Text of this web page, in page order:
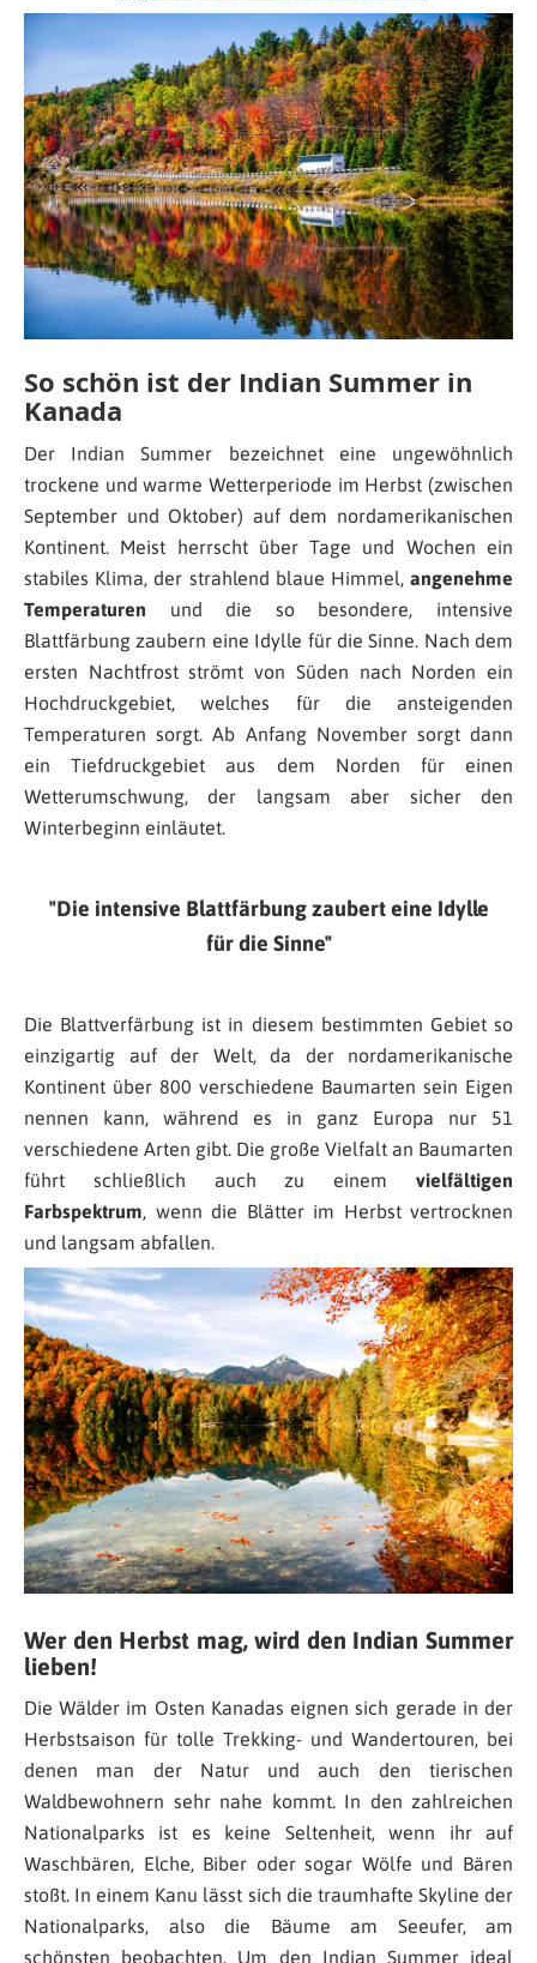
So schön ist der Indian Summer in
Kanada
Der Indian Summer bezeichnet eine ungewöhnlich
trockene und warme Wetterperiode im Herbst (zwischen
September und Oktober) auf dem nordamerikanischen
Kontinent. Meist herrscht über Tage und Wochen ein
stabiles Klima, der strahlend blaue Himmel,angenehme
Temperaturen und die so besondere, intensive
Blattfärbung zaubern eine Idylle für die Sinne. Nach dem
ersten Nachtfrost strömt von Süden nach Norden ein
Hochdruckgebiet, welches für die ansteigenden
Temperaturen sorgt. Ab Anfang November sorgt dann
ein Tiefdruckgebiet aus dem Norden für einen
Wetterumschwung, der langsam aber sicher den
Winterbeginn einläutet.
Die intensive Blattfärbung zaubert eine Idylle
für die Sinne
Die Blattverfärbung ist in diesem bestimmten Gebiet so
einzigartig auf der Welt, da der nordamerikanische
Kontinent über 800 verschiedene Baumarten sein Eigen
nennen kann, während es in ganz Europa nur 51
verschiedene Arten gibt. Die große Vielfalt an Baumarten
führt schließlich auch zu einem vielfältigen
Farbspektrum, wenn die Blätter im Herbst vertrocknen
und langsam abfallen.
Wer den Herbst mag, wird den Indian Summer
lieben!
Die Wälder im Osten Kanadas eignen sich gerade in der
Herbstsaison für tolle Trekking- und Wandertouren, bei
denen man der Natur und auch den tierischen
Waldbewohnern sehr nahe kommt. In den zahlreichen
Nationalparks ist es keine Seltenheit, wenn ihr auf
Waschbären, Elche, Biber oder sogar Wölfe und Bären
stoßt. In einem Kanu lässt sich die traumhafte Skyline der
Nationalparks, also die Bäume am Seeufer, am
schönsten beobachten. Um den Indian Summer ideal